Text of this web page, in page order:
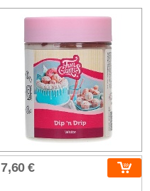
7,60 €